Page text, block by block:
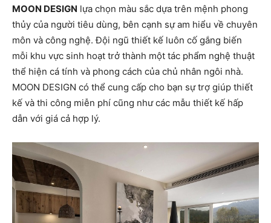
MOON DESIGN lựa chọn màu sắc dựa trên mệnh phong
thủy của người tiêu dùng, bên cạnh sự am hiểu về chuyên
môn và công nghệ. Đội ngũ thiết kế luôn cố gắng biến
mỗi khu vực sinh hoạt trở thành một tác phẩm nghệ thuật
thể hiện cá tính và phong cách của chủ nhân ngôi nhà.
MOON DESIGN có thể cung cấp cho bạn sự trợ giúp thiết
kế và thi công miễn phí cũng như các mẫu thiết kế hấp
dẫn với giá cả hợp lý.